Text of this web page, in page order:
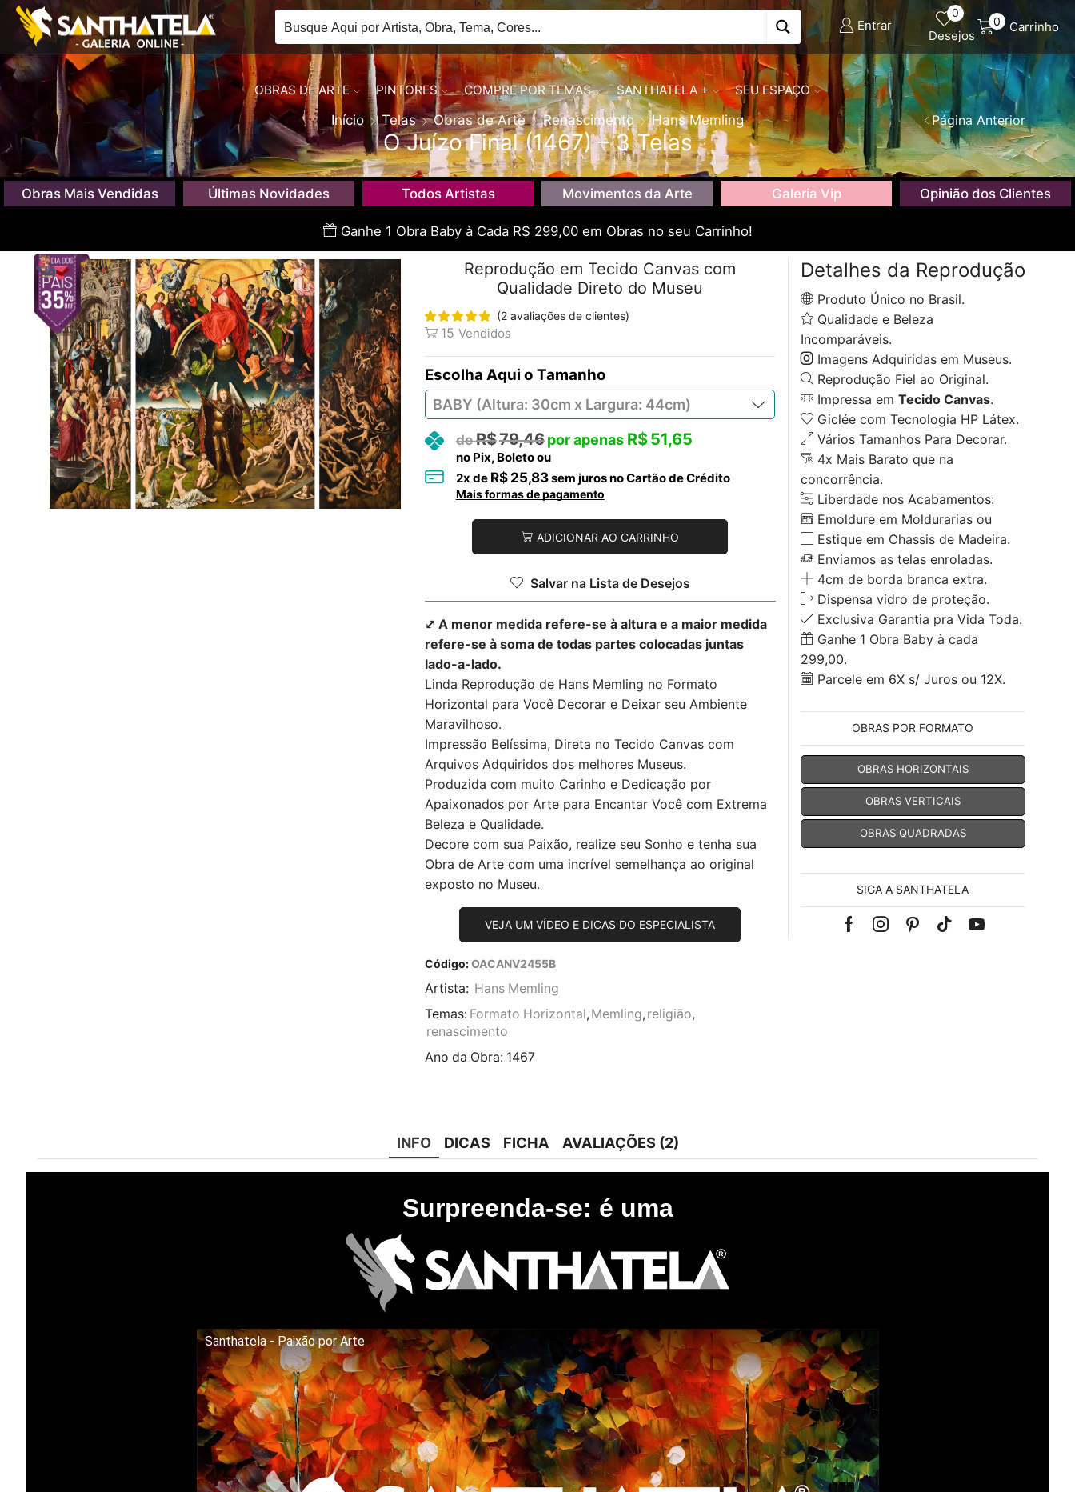
Entrar
0
Desejos
0 Carrinho
OBRAS DE ARTE PINTORES COMPRE POR TEMAS SANTHATELA + SEU ESPAÇO
Início Telas Obras de Arte Renascimento Hans Memling
O Juízo Final (1467) – 3 Telas
Página Anterior
Obras Mais Vendidas Últimas Novidades Todos Artistas Movimentos da Arte Galeria Vip Opinião dos Clientes
Ganhe 1 Obra Baby à Cada R$ 299,00 em Obras no seu Carrinho!
Reprodução em Tecido Canvas com
Qualidade Direto do Museu
(2avaliações de clientes)
15 Vendidos
Tamanho
R$79,46 R$51,65
no Pix, Boleto ou
2x de R$ 25,83sem juros no Cartão de Crédito
Mais formas de pagamento
ADICIONAR AO CARRINHO
Salvar na Lista de Desejos
⤢ A menor medida refere-se à altura e a maior medida
refere-se à soma de todas partes colocadas juntas
lado-a-lado.
Linda Reprodução de Hans Memling no Formato
Horizontal para Você Decorar e Deixar seu Ambiente
Maravilhoso.
Impressão Belíssima, Direta no Tecido Canvas com
Arquivos Adquiridos dos melhores Museus.
Produzida com muito Carinho e Dedicação por
Apaixonados por Arte para Encantar Você com Extrema
Beleza e Qualidade.
Decore com sua Paixão, realize seu Sonho e tenha sua
Obra de Arte com uma incrível semelhança ao original
exposto no Museu.
VEJA UM VÍDEO E DICAS DO ESPECIALISTA
Código:OACANV2455B
Artista: Hans Memling
Temas: Formato Horizontal, Memling, religião,
renascimento
Ano da Obra: 1467
Detalhes da Reprodução
Produto Único no Brasil.
Qualidade e Beleza
Incomparáveis.
Imagens Adquiridas em Museus.
Reprodução Fiel ao Original.
Impressa em Tecido Canvas.
Giclée com Tecnologia HP Látex.
Vários Tamanhos Para Decorar.
4x Mais Barato que na
concorrência.
Liberdade nos Acabamentos:
Emoldure em Moldurarias ou
Estique em Chassis de Madeira.
Enviamos as telas enroladas.
4cm de borda branca extra.
Dispensa vidro de proteção.
Exclusiva Garantia pra Vida Toda.
Ganhe 1 Obra Baby à cada
299,00.
Parcele em 6X s/ Juros ou 12X.
OBRAS POR FORMATO
OBRAS HORIZONTAIS
OBRAS VERTICAIS
OBRAS QUADRADAS
SIGA A SANTHATELA
FacebookInstagramPinterest
Tik-Youtube
INFO DICAS FICHA AVALIAÇÕES (2)
Surpreenda-se: é uma
Santhatela - Paixão por Arte